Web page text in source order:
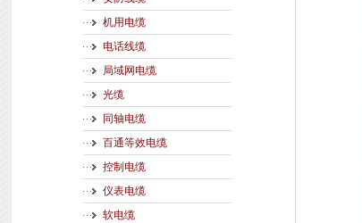
机用电缆
电话线缆
局域网电缆
光缆
同轴电缆
百通等效电缆
控制电缆
仪表电缆
软电缆